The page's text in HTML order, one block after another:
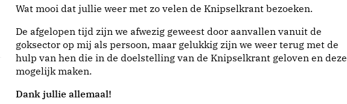
Wat mooi dat jullie weer met zo velen de Knipselkrant bezoeken.
De afgelopen tijd zijn we afwezig geweest door aanvallen vanuit de
goksector op mij als persoon, maar gelukkig zijn we weer terug met de
hulp van hen die in de doelstelling van de Knipselkrant geloven en deze
mogelijk maken.
Dank jullie allemaal!